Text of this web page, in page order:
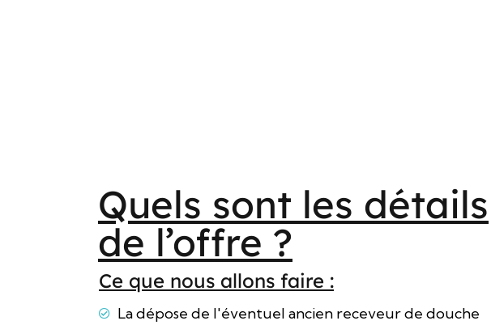
Quels sont les détails
de l’offre ?
Ce que nous allons faire :
La dépose de l'éventuel ancien receveur de douche